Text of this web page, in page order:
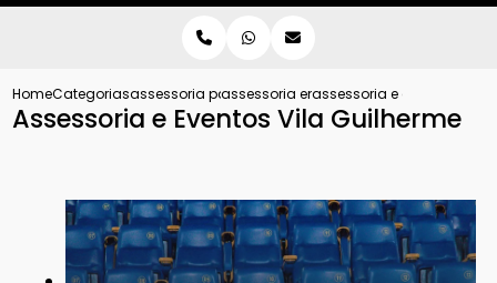
HomeCategoriasassessoria para eventoassessoria em eventos sociais
assessoria e eventos vila
Assessoria e Eventos Vila Guilherme